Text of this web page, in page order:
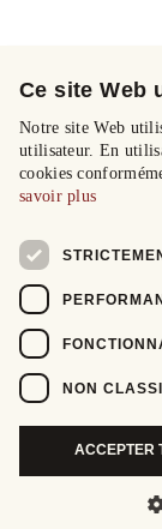
Ce site Web
Notre site Web
utilisateur. En
cookies
savoir plus
NON
ACCEPTER